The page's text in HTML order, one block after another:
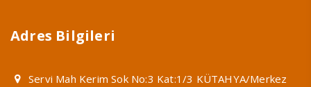
Adres Bilgileri
Servi Mah Kerim Sok No:3 Kat:1/3 KÜTAHYA/Merkez